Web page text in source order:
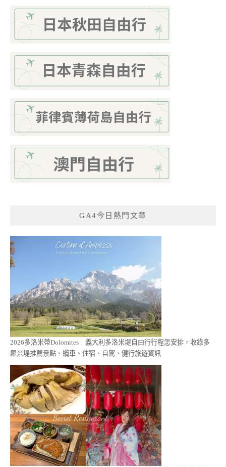
GA4今日熱門文章
2026多洛米蒂Dolomites｜義大利多洛米堤自由行行程怎安排，收錄多
羅米堤推薦景點、纜車、住宿、自駕、健行旅遊資訊